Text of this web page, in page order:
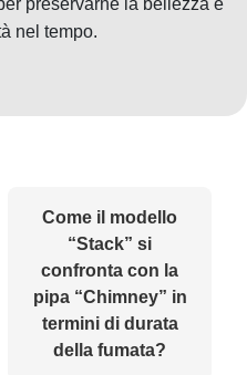
nel tempo.
Come il modello
“Stack” si
confronta con la
pipa “Chimney” in
termini di durata
della fumata?